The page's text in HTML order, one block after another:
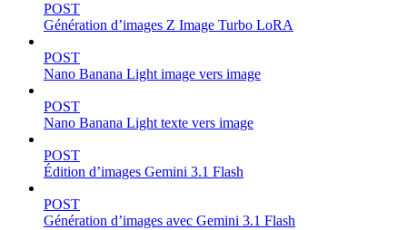
POST
Génération d’images Z Image Turbo LoRA
POST
Nano Banana Light image vers image
POST
Nano Banana Light texte vers image
POST
Édition d’images Gemini 3.1 Flash
POST
Génération d’images avec Gemini 3.1 Flash